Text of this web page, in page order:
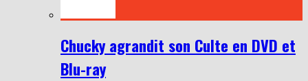
Chucky agrandit son Culte en DVD et
Blu-ray